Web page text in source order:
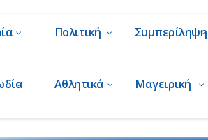
Πολιτική Συμπερίληψη
Αθλητικά Μαγειρική